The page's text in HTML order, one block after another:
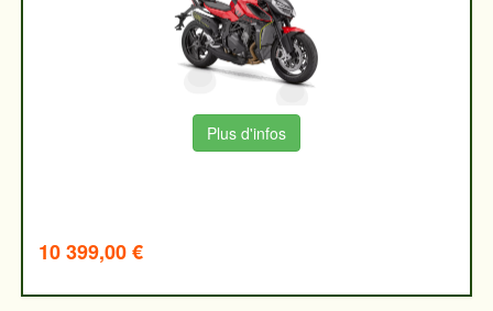
Plus d'infos
10 399,00 €